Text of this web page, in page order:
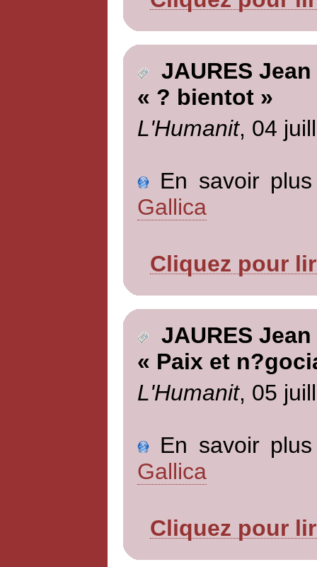
JAURES Jean
« ? bientot »
L'Humanit, 04
En savoir
Gallica
Cliquez pour
JAURES Jean
« Paix et
L'Humanit, 05
En savoir
Gallica
Cliquez pour